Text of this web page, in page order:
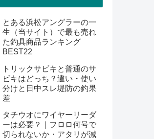
とある浜松アングラーの一
生（当サイト）で最も売れ
た釣具商品ランキング
BEST22
トリックサビキと普通のサ
ビキはどっち？違い・使い
分けと日中スレ堤防の釣果
差
タチウオにワイヤーリーダ
ーは必要？｜フロロ何号で
切られないか・アタリが減